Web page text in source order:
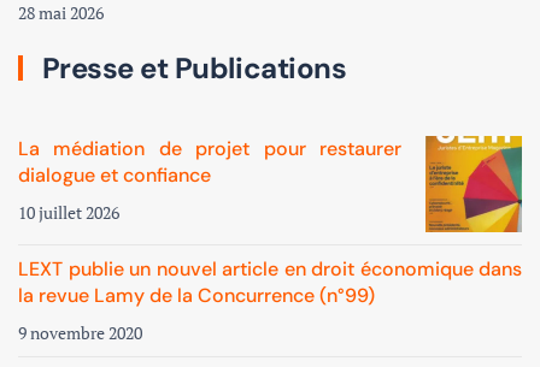
28 mai 2026
Presse et Publications
La médiation de projet pour restaurer
dialogue et confiance
10 juillet 2026
LEXT publie un nouvel article en droit économique dans
la revue Lamy de la Concurrence (n°99)
9 novembre 2020